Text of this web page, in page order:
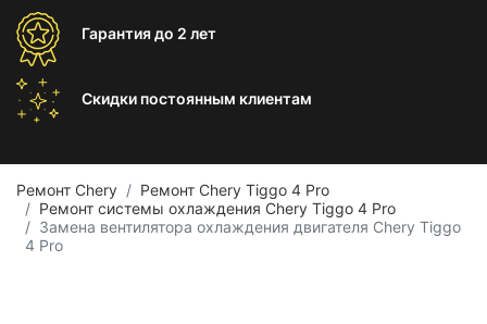
Гарантиядо 2 лет
Скидки постоянным клиентам
Ремонт Chery
Ремонт Chery Tiggo 4 Pro
Ремонт системы охлаждения Chery Tiggo 4 Pro
Замена вентилятора охлаждения двигателя Chery Tiggo
4 Pro